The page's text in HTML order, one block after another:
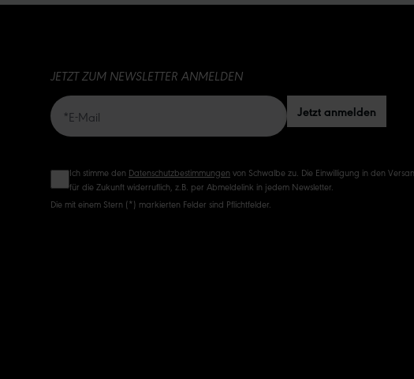
JETZT ZUM NEWSLETTER ANMELDEN
Jetzt anmelden
Ich stimme den Datenschutzbestimmungen von Schwalbe zu. Die Einwilligung in den
für die Zukunft widerruflich, z.B. per Abmeldelink in jedem Newsletter.
Die mit einem Stern (*) markierten Felder sind Pflichtfelder.